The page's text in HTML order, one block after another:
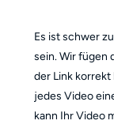
Es ist schwer
sein. Wir fügen
der Link korrekt
jedes Video
kann Ihr Video